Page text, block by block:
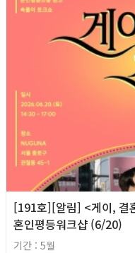
[191호][알림] <게이, 결
혼인평등워크샵 (6/20)
기간 : 5월